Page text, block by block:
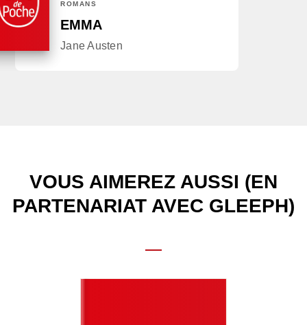
ROMANS
EMMA
Jane Austen
VOUS AIMEREZ AUSSI (EN
PARTENARIAT AVEC GLEEPH)